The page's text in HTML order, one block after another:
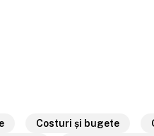
Costuri și bugete